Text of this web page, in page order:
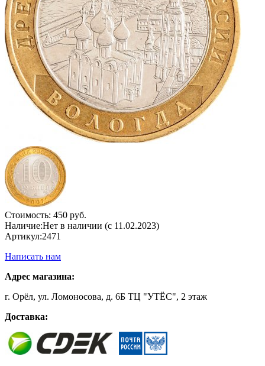
Стоимость: 450 руб.
Наличие:Нет в наличии (с 11.02.2023)
Артикул:2471
Написать нам
Адрес магазина:
г. Орёл, ул. Ломоносова, д. 6Б ТЦ "УТЁС", 2 этаж
Доставка: